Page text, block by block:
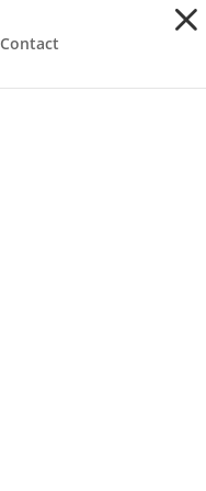
Contact